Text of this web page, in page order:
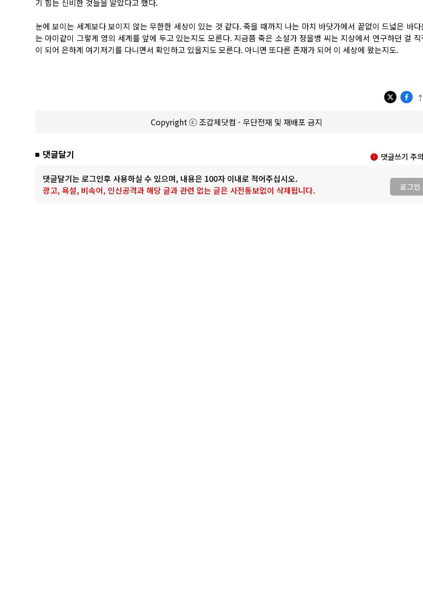
기 힘든 신비한 것들을 알았다고 했다.
눈에 보이는 세계보다 보이지 않는 무한한 세상이 있는 것 같다. 죽을 때까지 나는 마치 바닷가에서 끝없이 드넓은 바다
는 아이같이 그렇게 영의 세계를 앞에 두고 있는지도 모른다. 지금쯤 죽은 소설가 정을병 씨는 지상에서 연구하던 걸 직
이 되어 은하계 여기저기를 다니면서 확인하고 있을지도 모른다. 아니면 또다른 존재가 되어 이 세상에 왔는지도.
Copyright ⓒ 조갑제닷컴 - 무단전재 및 재배포 금지
댓글달기 댓글쓰기 주
댓글달기는 로그인후 사용하실 수 있으며, 내용은 100자 이내로 적어주십시오.
광고, 욕설, 비속어, 인신공격과 해당 글과 관련 없는 글은 사전통보없이 삭제됩니다.
로그인